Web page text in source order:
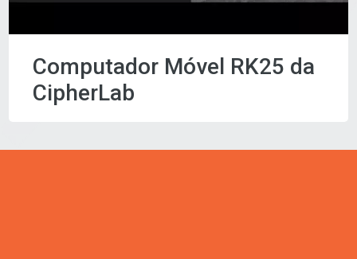
Computador Móvel RK25 da
CipherLab